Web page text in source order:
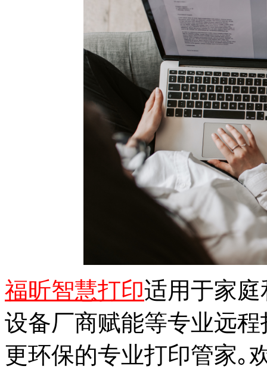
福昕智慧打印适用于家庭
设备厂商赋能等专业远
更环保的专业打印管家｡